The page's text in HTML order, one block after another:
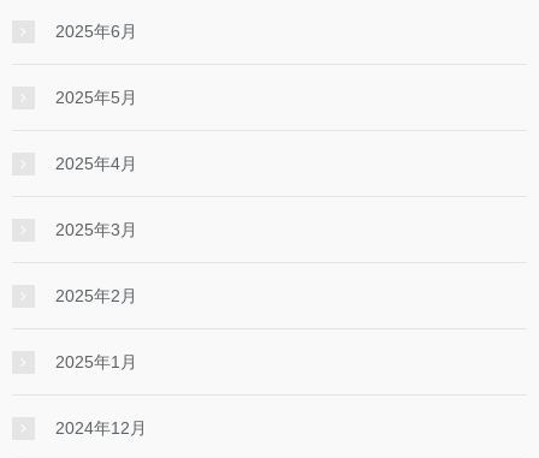
2025年6月
2025年5月
2025年4月
2025年3月
2025年2月
2025年1月
2024年12月